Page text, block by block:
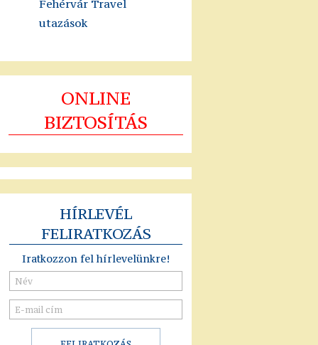
Fehérvár Travel
utazások
ONLINE
BIZTOSÍTÁS
HÍRLEVÉL
FELIRATKOZÁS
Iratkozzon fel hírlevelünkre!